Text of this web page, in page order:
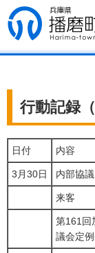
兵庫県 播磨
町
行動記録
日付 内容
3月30日 内部協議
来客
第161回
議会定